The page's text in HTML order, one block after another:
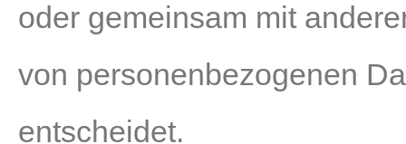
oder gemeinsam mit
von personenbezogenen
entscheidet.